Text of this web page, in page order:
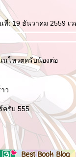
ที่: 19 ธันวาคม 2559 เว
โหวตครับน้องต่อ
ว
ครับ 555